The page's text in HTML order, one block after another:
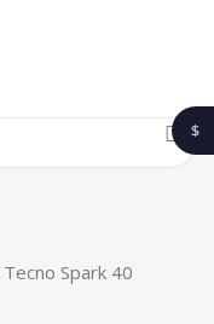
Tecno Spark 40
$